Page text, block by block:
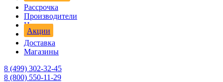
Рассрочка
Производители
Новости
Акции
Доставка
Магазины
8 (499) 302-32-45
8 (800) 550-11-29